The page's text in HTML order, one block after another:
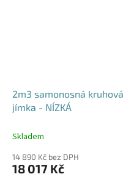
2m3 samonosná kruhová
jímka - NÍZKÁ
Skladem
14 890 Kč bez DPH
18 017 Kč